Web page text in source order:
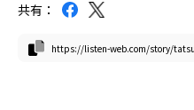
共有：
https://listen-web.com/story/